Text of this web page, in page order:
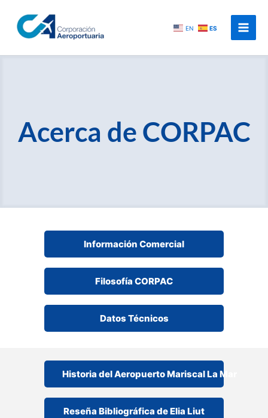
contenido
EN ES
Acerca de CORPAC
Información Comercial
Filosofía CORPAC
Datos Técnicos
Historia del Aeropuerto Mariscal La Mar
Reseña Bibliográfica de Elia Liut